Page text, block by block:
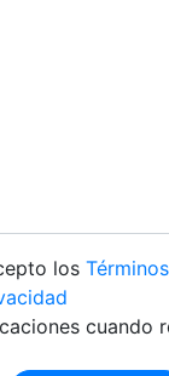
los
cuando